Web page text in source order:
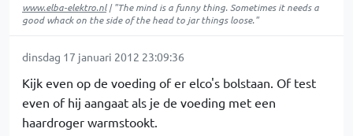
www.elba-elektro.nl| "The mind is a funny thing. Sometimes it needs a
good whack on the side of the head to jar things loose."
dinsdag 17 januari 2012 23:09:36
Kijk even op de voeding of er elco's bolstaan. Of test
even of hij aangaat als je de voeding met een
haardroger warmstookt.